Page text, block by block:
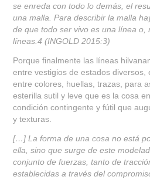
se enreda con todo lo demás, el
una malla. Para describir la malla
de que todo ser vivo es una línea o,
líneas.4 (INGOLD 2015:3)
Porque finalmente las líneas
entre vestigios de estados diversos,
entre colores, huellas, trazas, para
esterilla sutil y leve que es la cosa
condición contingente y fútil que
y texturas.
[…] La forma de una cosa no está
ella, sino que surge de este
conjunto de fuerzas, tanto de
establecidas a través del